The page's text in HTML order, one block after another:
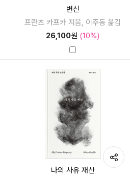
변신
프란츠 카프카 지음, 이주동 옮김
26,100원 (10%)
나의 사유 재산